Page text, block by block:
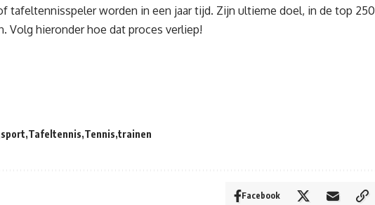
tafeltennisspeler worden in een jaar tijd. Zijn ultieme doel, in de top 250
Volg hieronder hoe dat proces verliep!
sport Tafeltennis Tennis trainen
Facebook